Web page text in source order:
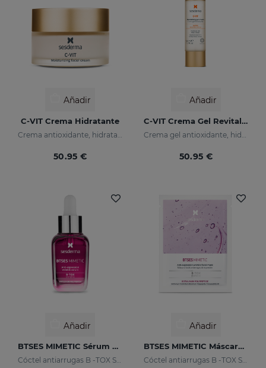
Añadir
C-VIT Crema Hidratante
50.95 €
Añadir
C-VIT Crema Gel Revitalizante
50.95 €
Añadir
BTSES MIMETIC Sérum Antiarrugas De Expresión
Cóctel antiarrugas B -TOX System +
Añadir
BTSES MIMETIC Máscara Facial
Cóctel antiarrugas B -TOX System +